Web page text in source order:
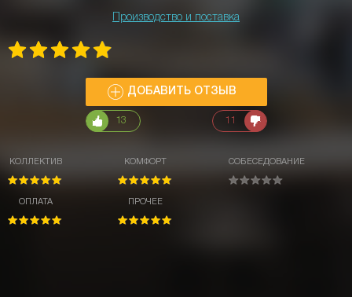
Производство и поставка
ДОБАВИТЬ ОТЗЫВ
13 11
КОЛЛЕКТИВ
ОПЛАТА
КОМФОРТ
ПРОЧЕЕ
СОБЕСЕДОВАНИЕ